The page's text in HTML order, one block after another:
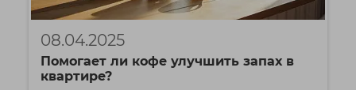
08.04.2025
Помогает ли кофе улучшить запах в
квартире?